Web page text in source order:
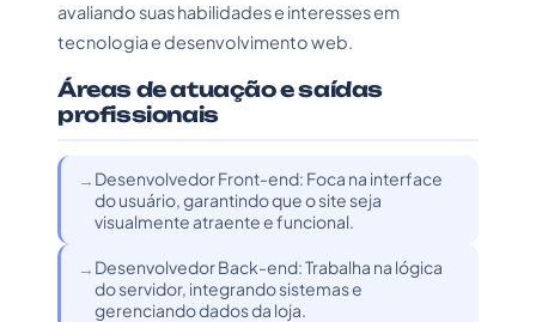
avaliando suas habilidades e interesses em
tecnologia e desenvolvimento web.
Áreas de atuação e saídas
profissionais
Desenvolvedor Front-end: Foca na interface
do usuário, garantindo que o site seja
visualmente atraente e funcional.
Desenvolvedor Back-end: Trabalha na lógica
do servidor, integrando sistemas e
gerenciando dados da loja.